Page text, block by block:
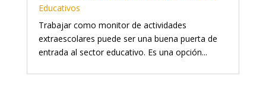
Educativos
Trabajar como monitor de actividades
extraescolares puede ser una buena puerta de
entrada al sector educativo. Es una opción...